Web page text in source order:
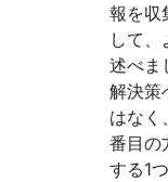
報を収
して
述べま
解決策
はなく
番目の
する1